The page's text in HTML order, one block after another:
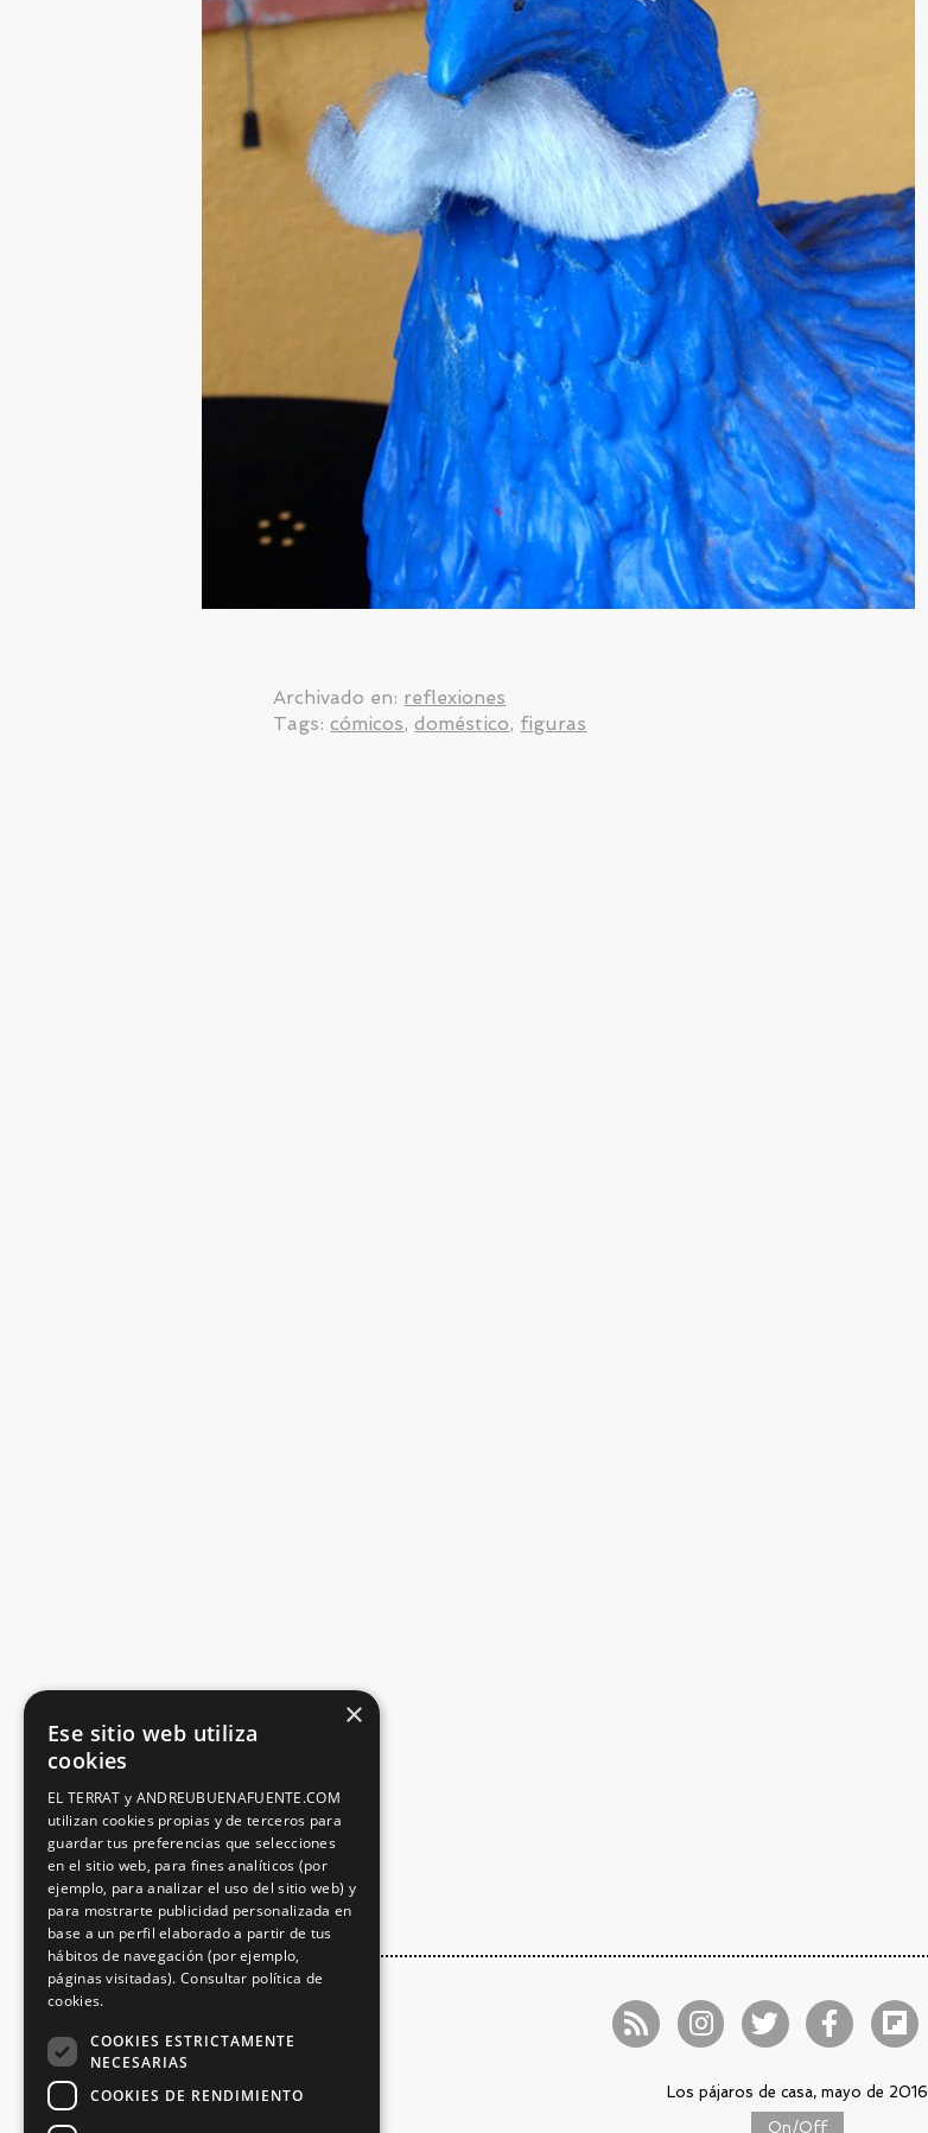
Archivado en: reflexiones
Tags:cómicos,doméstico, figuras
Los pájaros de casa, mayo de 2016
On/Off
×
Ese sitio web utiliza
cookies
EL TERRAT y ANDREUBUENAFUENTE.COM
utilizan cookies propias y de terceros para
guardar tus preferencias que selecciones
en el sitio web, para fines analíticos (por
ejemplo, para analizar el uso del sitio web) y
para mostrarte publicidad personalizada en
base a un perfil elaborado a partir de tus
hábitos de navegación (por ejemplo,
páginas visitadas).Consultar política de
cookies.
COOKIES ESTRICTAMENTE
NECESARIAS
COOKIES DE RENDIMIENTO